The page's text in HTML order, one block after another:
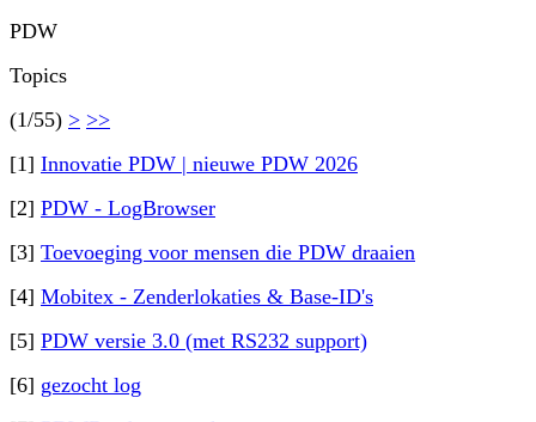
PDW
Topics
(1/55) > >>
[1] Innovatie PDW | nieuwe PDW 2026
[2] PDW - LogBrowser
[3] Toevoeging voor mensen die PDW draaien
[4] Mobitex - Zenderlokaties & Base-ID's
[5] PDW versie 3.0 (met RS232 support)
[6] gezocht log